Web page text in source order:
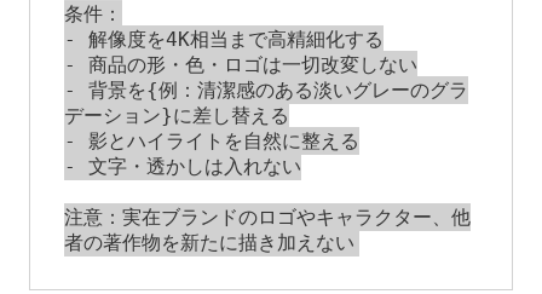
条件：
- 解像度を4K相当まで高精細化する
- 商品の形・色・ロゴは一切改変しない
- 背景を{例：清潔感のある淡いグレーのグラ
デーション}に差し替える
- 影とハイライトを自然に整える
- 文字・透かしは入れない
注意：実在ブランドのロゴやキャラクター、他